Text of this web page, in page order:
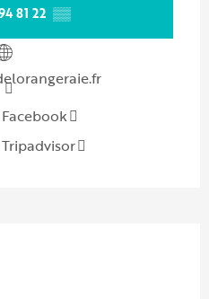
81 22 ▒▒